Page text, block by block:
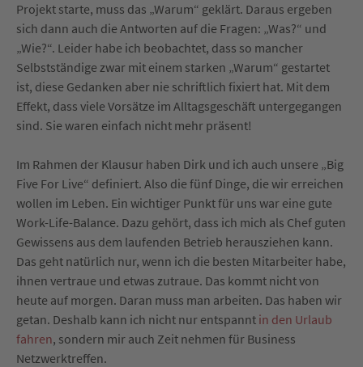
Projekt starte, muss das „Warum“ geklärt. Daraus ergeben
sich dann auch die Antworten auf die Fragen: „Was?“ und
„Wie?“. Leider habe ich beobachtet, dass so mancher
Selbstständige zwar mit einem starken „Warum“ gestartet
ist, diese Gedanken aber nie schriftlich fixiert hat. Mit dem
Effekt, dass viele Vorsätze im Alltagsgeschäft untergegangen
sind. Sie waren einfach nicht mehr präsent!
Im Rahmen der Klausur haben Dirk und ich auch unsere „Big
Five For Live“ definiert. Also die fünf Dinge, die wir erreichen
wollen im Leben. Ein wichtiger Punkt für uns war eine gute
Work-Life-Balance. Dazu gehört, dass ich mich als Chef guten
Gewissens aus dem laufenden Betrieb herausziehen kann.
Das geht natürlich nur, wenn ich die besten Mitarbeiter habe,
ihnen vertraue und etwas zutraue. Das kommt nicht von
heute auf morgen. Daran muss man arbeiten. Das haben wir
getan. Deshalb kann ich nicht nur entspannt in den Urlaub
fahren, sondern mir auch Zeit nehmen für Business
Netzwerktreffen.